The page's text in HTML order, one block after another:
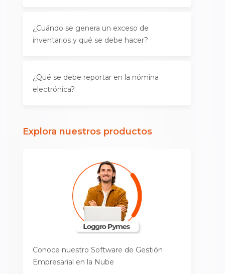
¿Cuándo se genera un exceso de
inventarios y qué se debe hacer?
¿Qué se debe reportar en la nómina
electrónica?
Explora nuestros productos
Conoce nuestro Software de Gestión
Empresarial en la Nube